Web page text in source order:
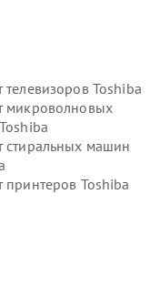
телевизоров Toshiba
микроволновых
стиральных машин
принтеров Toshiba